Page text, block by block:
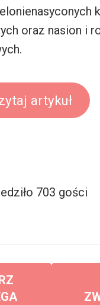
oraz nasion i
artykuł
703 gości